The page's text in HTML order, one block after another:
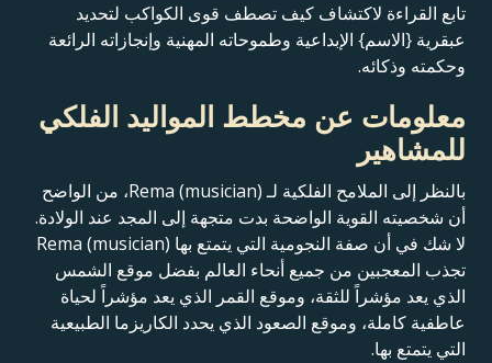
تابع القراءة لاكتشاف كيف تصطف قوى الكواكب لتحديد
عبقرية {الاسم} الإبداعية وطموحاته المهنية وإنجازاته الرائعة
وحكمته وذكائه.
معلومات عن مخطط المواليد الفلكي
للمشاهير
بالنظر إلى الملامح الفلكية لـ Rema (musician)، من الواضح
أن شخصيته القوية الواضحة بدت متجهة إلى المجد عند الولادة.
لا شك في أن صفة النجومية التي يتمتع بها Rema (musician)
تجذب المعجبين من جميع أنحاء العالم بفضل موقع الشمس
الذي يعد مؤشراً للثقة، وموقع القمر الذي يعد مؤشراً لحياة
عاطفية كاملة، وموقع الصعود الذي يحدد الكاريزما الطبيعية
التي يتمتع بها.